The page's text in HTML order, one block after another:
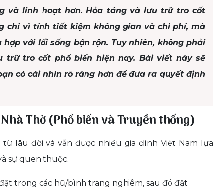
và linh hoạt hơn. Hỏa táng và lưu trữ tro cốt
chỉ vì tính tiết kiệm không gian và chi phí, mà
với lối sống bận rộn. Tuy nhiên, không phải
trữ tro cốt phổ biến hiện nay. Bài viết này sẽ
có cái nhìn rõ ràng hơn để đưa ra quyết định
Thờ (Phổ biến và Truyền thống)
lâu đời và vẫn được nhiều gia đình Việt Nam lựa
sự quen thuộc.
trong các hũ/bình trang nghiêm, sau đó đặt